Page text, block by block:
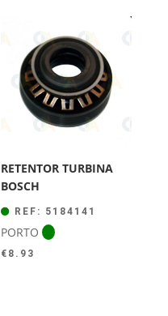
RETENTOR TURBINA
BOSCH
REF: 5184141
PORTO
€ 8.93